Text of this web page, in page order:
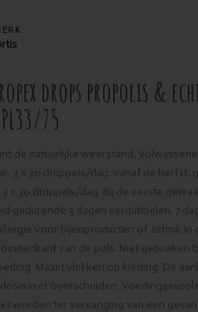
drops propolis &
75
de natuurlijke weerstand.
3 x 30 druppels/dag. Vanaf de herfst,
3 x 30 druppels/dag. Bij de eerste
gedurende 3 dagen verdubbelen. 7
voor bijenproducten of astma. In
van de pols. Niet gebruiken
Maakt vlekken op kleding. De
niet overschrijden.
worden ter vervanging van een